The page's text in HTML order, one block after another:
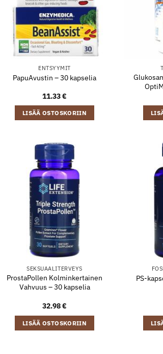
ENTSYYMIT
PapuAvustin – 30 kapselia
11.33€
LISÄÄ OSTOSKORIIN
SEKSUAALITERVEYS
ProstaPollen Kolminkertainen
Vahvuus – 30 kapselia
32.98€
LISÄÄ OSTOSKORIIN
PS-